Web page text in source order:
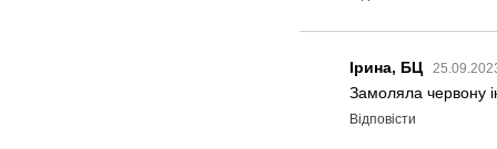
Ірина, БЦ
Замоляла червону
Відповісти